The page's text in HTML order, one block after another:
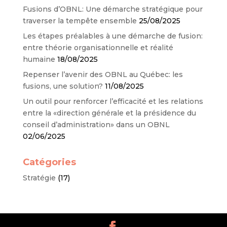
Fusions d’OBNL: Une démarche stratégique pour
traverser la tempête ensemble 25/08/2025
Les étapes préalables à une démarche de fusion:
entre théorie organisationnelle et réalité
humaine 18/08/2025
Repenser l’avenir des OBNL au Québec: les
fusions, une solution? 11/08/2025
Un outil pour renforcer l’efficacité et les relations
entre la «direction générale et la présidence du
conseil d’administration» dans un OBNL
02/06/2025
Catégories
Stratégie (17)